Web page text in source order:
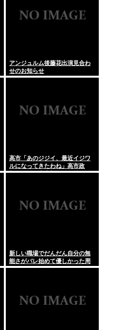
アンジュルム後藤花出演見合わ
せのお知らせ
高市「あのジジイ、最近イジワ
ルになってきたわね」高市政
権、ついに麻生切り！嫌儲はど
新しい職場でだんだん自分の無
能さがバレ始めて優しかった周
りの人たちが徐々に冷たくなっ